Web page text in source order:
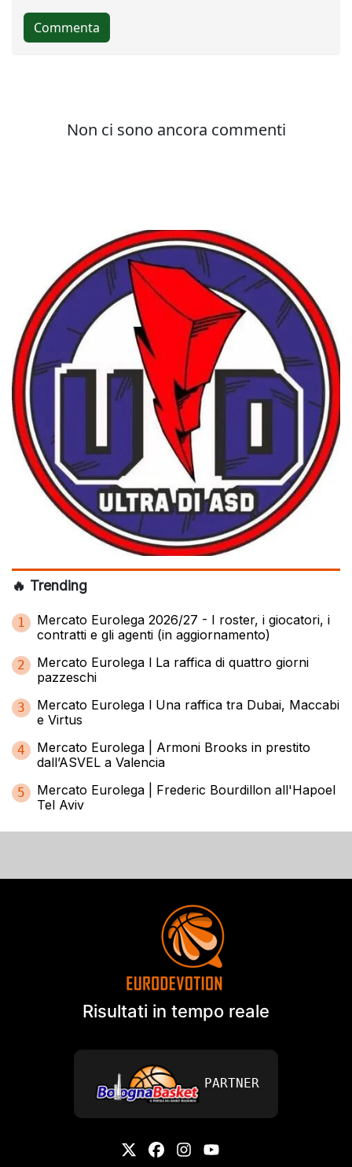
🔥 Trending
1
Mercato Eurolega 2026/27 - I roster, i giocatori, i
contratti e gli agenti (in aggiornamento)
2
Mercato Eurolega l La raffica di quattro giorni
pazzeschi
3
Mercato Eurolega l Una raffica tra Dubai, Maccabi
e Virtus
4
Mercato Eurolega | Armoni Brooks in prestito
dall’ASVEL a Valencia
5
Mercato Eurolega | Frederic Bourdillon all'Hapoel
Tel Aviv
Risultati in tempo reale
PARTNER